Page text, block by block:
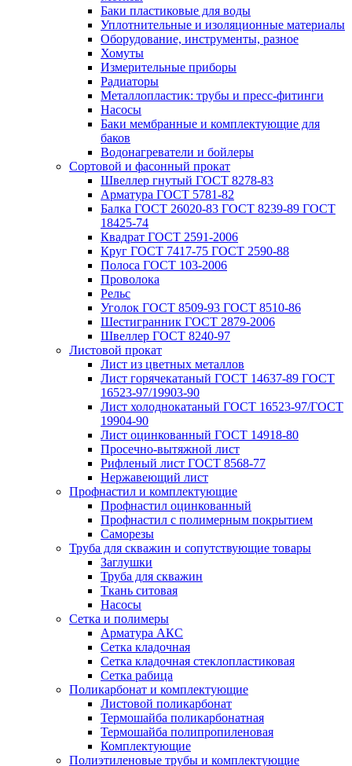
Баки пластиковые для воды
Уплотнительные и изоляционные материалы
Оборудование, инструменты, разное
Хомуты
Измерительные приборы
Радиаторы
Металлопластик: трубы и пресс-фитинги
Насосы
Баки мембранные и комплектующие для
баков
Водонагреватели и бойлеры
Сортовой и фасонный прокат
Швеллер гнутый ГОСТ 8278-83
Арматура ГОСТ 5781-82
Балка ГОСТ 26020-83 ГОСТ 8239-89 ГОСТ
18425-74
Квадрат ГОСТ 2591-2006
Круг ГОСТ 7417-75 ГОСТ 2590-88
Полоса ГОСТ 103-2006
Проволока
Рельс
Уголок ГОСТ 8509-93 ГОСТ 8510-86
Шестигранник ГОСТ 2879-2006
Швеллер ГОСТ 8240-97
Листовой прокат
Лист из цветных металлов
Лист горячекатаный ГОСТ 14637-89 ГОСТ
16523-97/19903-90
Лист холоднокатаный ГОСТ 16523-97/ГОСТ
19904-90
Лист оцинкованный ГОСТ 14918-80
Просечно-вытяжной лист
Рифленый лист ГОСТ 8568-77
Нержавеющий лист
Профнастил и комплектующие
Профнастил оцинкованный
Профнастил с полимерным покрытием
Саморезы
Труба для скважин и сопутствующие товары
Заглушки
Труба для скважин
Ткань ситовая
Насосы
Сетка и полимеры
Арматура АКС
Сетка кладочная
Сетка кладочная стеклопластиковая
Сетка рабица
Поликарбонат и комплектующие
Листовой поликарбонат
Термошайба поликарбонатная
Термошайба полипропиленовая
Комплектующие
Полиэтиленовые трубы и комплектующие